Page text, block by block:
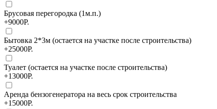
Брусовая перегородка (1м.п.)
+9000Р.
Бытовка 2*3м (остается на участке после строительства)
+25000Р.
Туалет (остается на участке после строительства)
+13000Р.
Аренда бензогенератора на весь срок строительства
+15000Р.